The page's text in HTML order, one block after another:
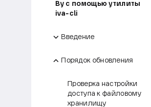
By с помощью утилиты
iva-cli
Введение
Порядок обновления
Проверка настройки
доступа к файловому
хранилищу